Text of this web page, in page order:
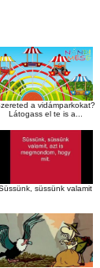
a vidámparkokat?
Látogass el te is a...
süssünk valamit